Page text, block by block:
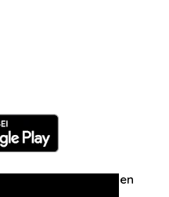
Erfahrungen